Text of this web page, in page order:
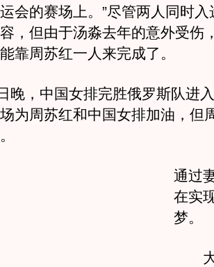
会的赛场上。”尽管两人同时
，但由于汤淼去年的意外受伤
靠周苏红一人来完成了。
，中国女排完胜俄罗斯队进入
为周苏红和中国女排加油，但
通过
在实
梦。
大